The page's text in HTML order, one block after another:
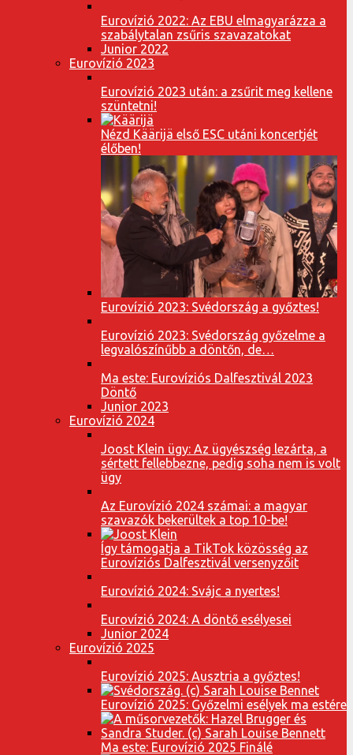
Eurovízió 2022: Az EBU elmagyarázza a
szabálytalan zsűris szavazatokat
Junior 2022
Eurovízió 2023
Eurovízió 2023 után: a zsűrit meg kellene
szüntetni!
Nézd Käärijä első ESC utáni koncertjét
élőben!
Eurovízió 2023: Svédország a győztes!
Eurovízió 2023: Svédország győzelme a
legvalószínűbb a döntőn, de…
Ma este: Eurovíziós Dalfesztivál 2023
Döntő
Junior 2023
Eurovízió 2024
Joost Klein ügy: Az ügyészség lezárta, a
sértett fellebbezne, pedig soha nem is volt
ügy
Az Eurovízió 2024 számai: a magyar
szavazók bekerültek a top 10-be!
Így támogatja a TikTok közösség az
Eurovíziós Dalfesztivál versenyzőit
Eurovízió 2024: Svájc a nyertes!
Eurovízió 2024: A döntő esélyesei
Junior 2024
Eurovízió 2025
Eurovízió 2025: Ausztria a győztes!
Eurovízió 2025: Győzelmi esélyek ma estére
Ma este: Eurovízió 2025 Finálé